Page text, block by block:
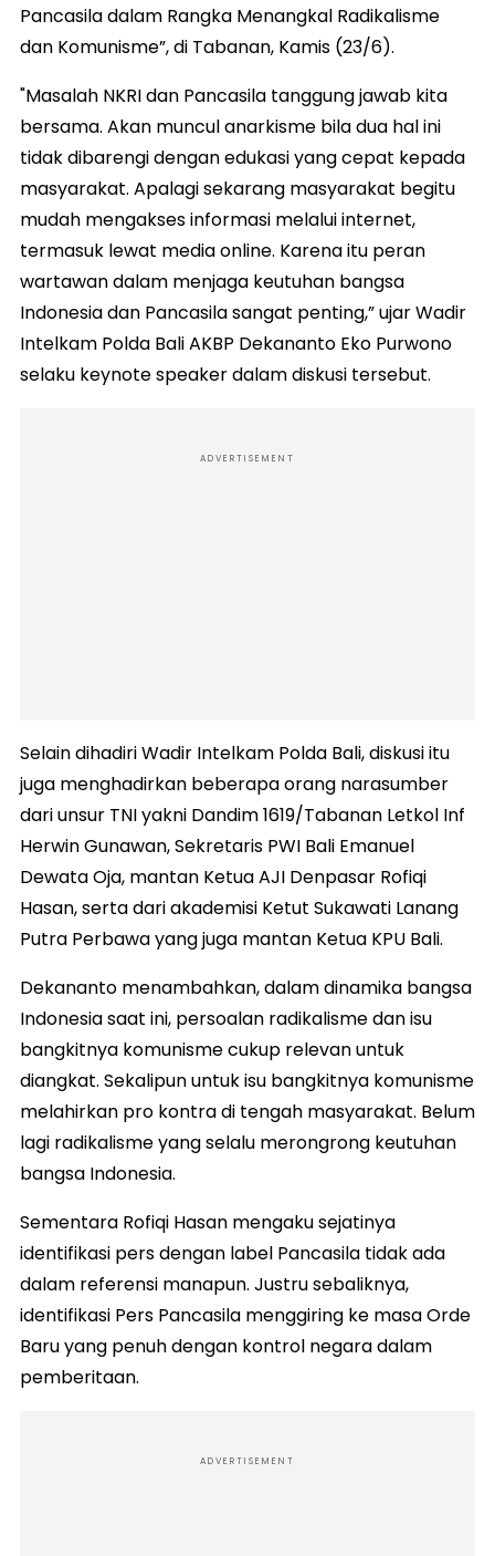
Pancasila dalam Rangka Menangkal Radikalisme
dan Komunisme”, di Tabanan, Kamis (23/6).
"Masalah NKRI dan Pancasila tanggung jawab kita
bersama. Akan muncul anarkisme bila dua hal ini
tidak dibarengi dengan edukasi yang cepat kepada
masyarakat. Apalagi sekarang masyarakat begitu
mudah mengakses informasi melalui internet,
termasuk lewat media online. Karena itu peran
wartawan dalam menjaga keutuhan bangsa
Indonesia dan Pancasila sangat penting,” ujar Wadir
Intelkam Polda Bali AKBP Dekananto Eko Purwono
selaku keynote speaker dalam diskusi tersebut.
ADVERTISEMENT
Selain dihadiri Wadir Intelkam Polda Bali, diskusi itu
juga menghadirkan beberapa orang narasumber
dari unsur TNI yakni Dandim 1619/Tabanan Letkol Inf
Herwin Gunawan, Sekretaris PWI Bali Emanuel
Dewata Oja, mantan Ketua AJI Denpasar Rofiqi
Hasan, serta dari akademisi Ketut Sukawati Lanang
Putra Perbawa yang juga mantan Ketua KPU Bali.
Dekananto menambahkan, dalam dinamika bangsa
Indonesia saat ini, persoalan radikalisme dan isu
bangkitnya komunisme cukup relevan untuk
diangkat. Sekalipun untuk isu bangkitnya komunisme
melahirkan pro kontra di tengah masyarakat. Belum
lagi radikalisme yang selalu merongrong keutuhan
bangsa Indonesia.
Sementara Rofiqi Hasan mengaku sejatinya
identifikasi pers dengan label Pancasila tidak ada
dalam referensi manapun. Justru sebaliknya,
identifikasi Pers Pancasila menggiring ke masa Orde
Baru yang penuh dengan kontrol negara dalam
pemberitaan.
ADVERTISEMENT